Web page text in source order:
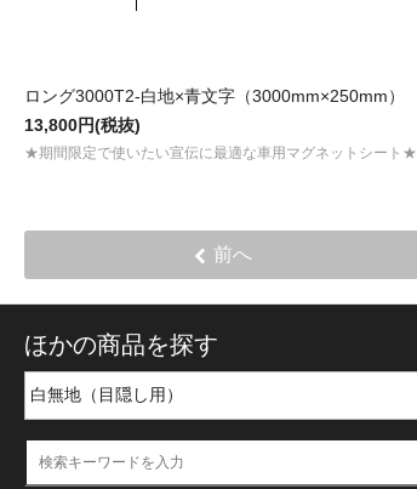
ロング3000T2-白地×青文字（3000mm×250mm）
13,800円(税抜)
★期間限定で使いたい宣伝に最適な車用マグネットシート★
前へ
ほかの商品を探す